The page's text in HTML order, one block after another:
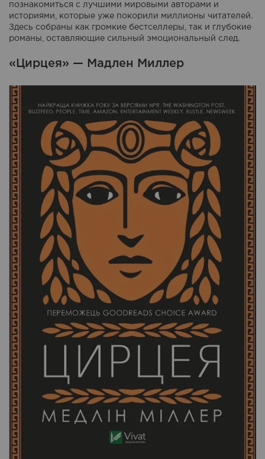
познакомиться с лучшими мировыми авторами и
историями, которые уже покорили миллионы читателей.
Здесь собраны как громкие бестселлеры, так и глубокие
романы, оставляющие сильный эмоциональный след.
«Цирцея» — Мадлен Миллер